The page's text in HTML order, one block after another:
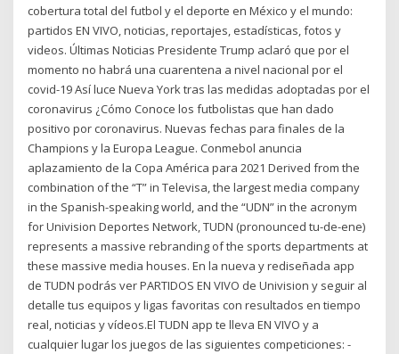
cobertura total del futbol y el deporte en México y el mundo:
partidos EN VIVO, noticias, reportajes, estadísticas, fotos y
videos. Últimas Noticias Presidente Trump aclaró que por el
momento no habrá una cuarentena a nivel nacional por el
covid-19 Así luce Nueva York tras las medidas adoptadas por el
coronavirus ¿Cómo Conoce los futbolistas que han dado
positivo por coronavirus. Nuevas fechas para finales de la
Champions y la Europa League. Conmebol anuncia
aplazamiento de la Copa América para 2021 Derived from the
combination of the “T” in Televisa, the largest media company
in the Spanish-speaking world, and the “UDN” in the acronym
for Univision Deportes Network, TUDN (pronounced tu-de-ene)
represents a massive rebranding of the sports departments at
these massive media houses. En la nueva y rediseñada app
de TUDN podrás ver PARTIDOS EN VIVO de Univision y seguir al
detalle tus equipos y ligas favoritas con resultados en tiempo
real, noticias y vídeos.El TUDN app te lleva EN VIVO y a
cualquier lugar los juegos de las siguientes competiciones: -